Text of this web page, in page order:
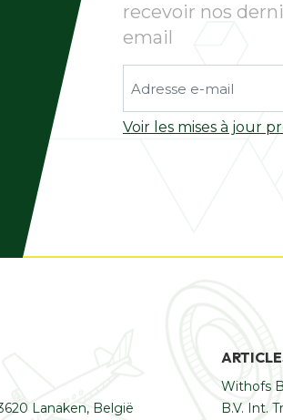
recevoir nos
email
Voir les mises à jour
Lanaken, België
Withofs
B.V. Int.